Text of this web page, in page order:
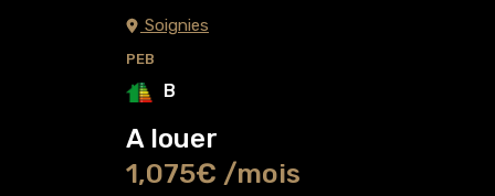
Soignies
PEB
B
A louer
1,075€ /mois